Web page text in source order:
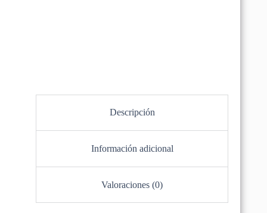
Descripción
Información adicional
Valoraciones (0)